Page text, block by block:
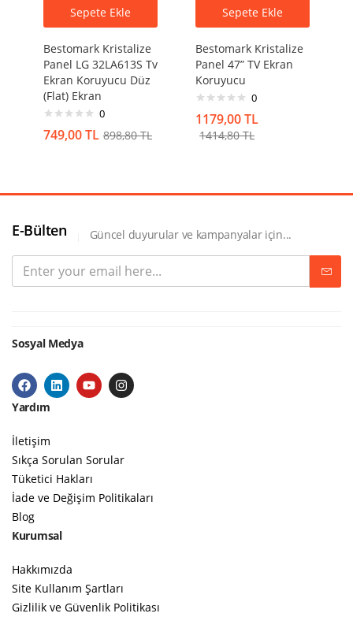
Sepete Ekle
Bestomark Kristalize
Panel LG 32LA613S Tv
Ekran Koruyucu Düz
(Flat) Ekran
0
749,00TL 898,80TL
Sepete Ekle
Bestomark Kristalize
Panel 47” TV Ekran
Koruyucu
0
1179,00TL
1414,80TL
E-Bülten Güncel duyurular ve kampanyalar için...
Sosyal Medya
Yardım
İletişim
Sıkça Sorulan Sorular
Tüketici Hakları
İade ve Değişim Politikaları
Blog
Kurumsal
Hakkımızda
Site Kullanım Şartları
Gizlilik ve Güvenlik Politikası